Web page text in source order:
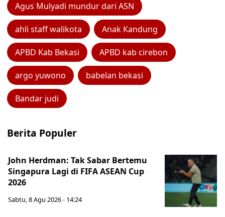
Agus Mulyadi mundur dari ASN
ahli staff walikota Anak Kandung
APBD Kab Bekasi APBD kab cirebon
argo yuwono babelan bekasi
Bandar judi
Berita Populer
John Herdman: Tak Sabar Bertemu
Singapura Lagi di FIFA ASEAN Cup
2026
Sabtu, 8 Agu 2026 - 14:24